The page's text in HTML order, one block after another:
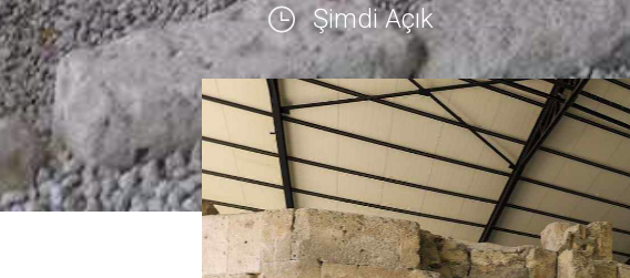
Şimdi Açık